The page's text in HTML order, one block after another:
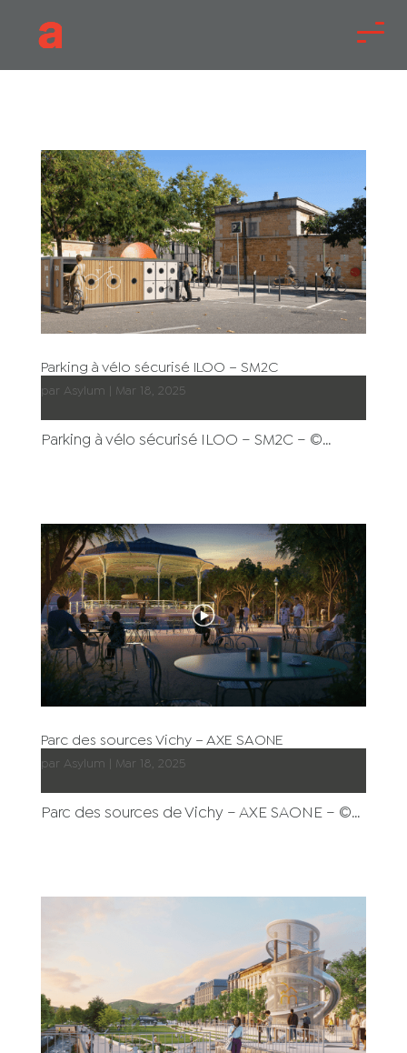
Parking à vélo sécurisé ILOO – SM2C
par Asylum Mar 18, 2025
Parking à vélo sécurisé ILOO – SM2C – ©...
Parc des sources Vichy – AXE SAONE
par Asylum Mar 18, 2025
Parc des sources de Vichy – AXE SAONE – ©...